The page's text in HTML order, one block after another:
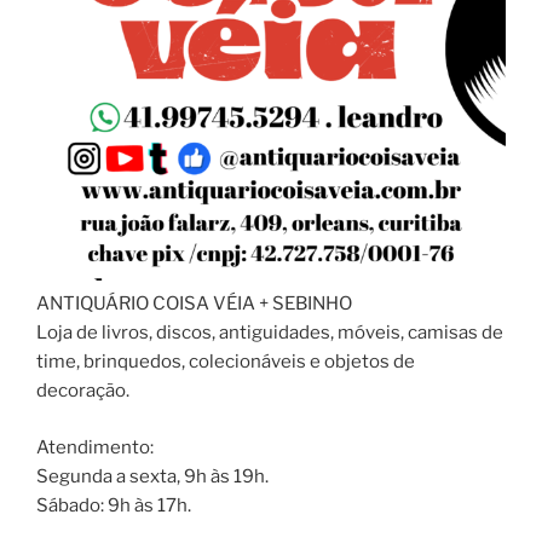
ANTIQUÁRIO COISA VÉIA + SEBINHO
Loja de livros, discos, antiguidades, móveis, camisas de
time, brinquedos, colecionáveis e objetos de
decoração.
Atendimento:
Segunda a sexta, 9h às 19h.
Sábado: 9h às 17h.